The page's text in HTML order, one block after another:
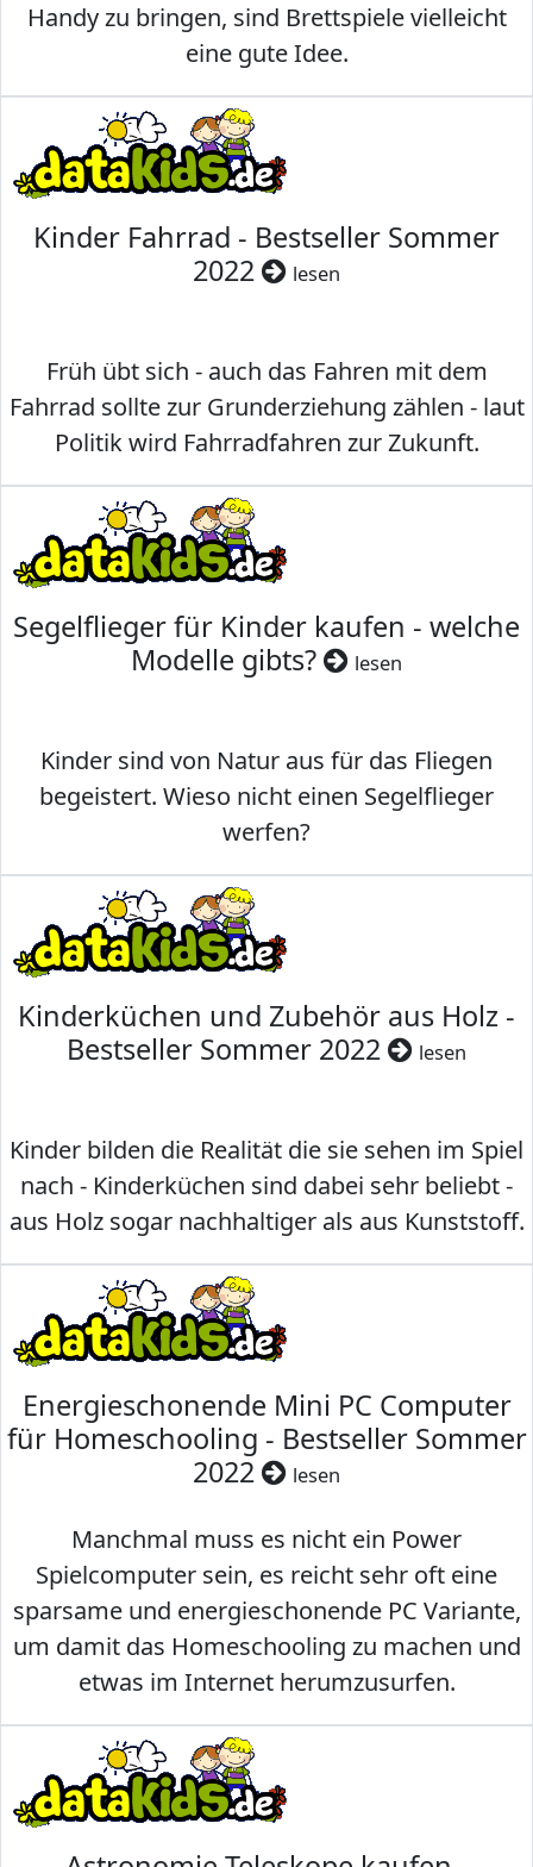
Handy zu bringen, sind Brettspiele vielleicht
eine gute Idee.
Kinder Fahrrad - Bestseller Sommer
2022
lesen
Früh übt sich - auch das Fahren mit dem
Fahrrad sollte zur Grunderziehung zählen - laut
Politik wird Fahrradfahren zur Zukunft.
Segelflieger für Kinder kaufen - welche
Modelle gibts?
lesen
Kinder sind von Natur aus für das Fliegen
begeistert. Wieso nicht einen Segelflieger
werfen?
Kinderküchen und Zubehör aus Holz -
Bestseller Sommer 2022
lesen
Kinder bilden die Realität die sie sehen im Spiel
nach - Kinderküchen sind dabei sehr beliebt -
aus Holz sogar nachhaltiger als aus Kunststoff.
Energieschonende Mini PC Computer
für Homeschooling - Bestseller Sommer
2022
lesen
Manchmal muss es nicht ein Power
Spielcomputer sein, es reicht sehr oft eine
sparsame und energieschonende PC Variante,
um damit das Homeschooling zu machen und
etwas im Internet herumzusurfen.